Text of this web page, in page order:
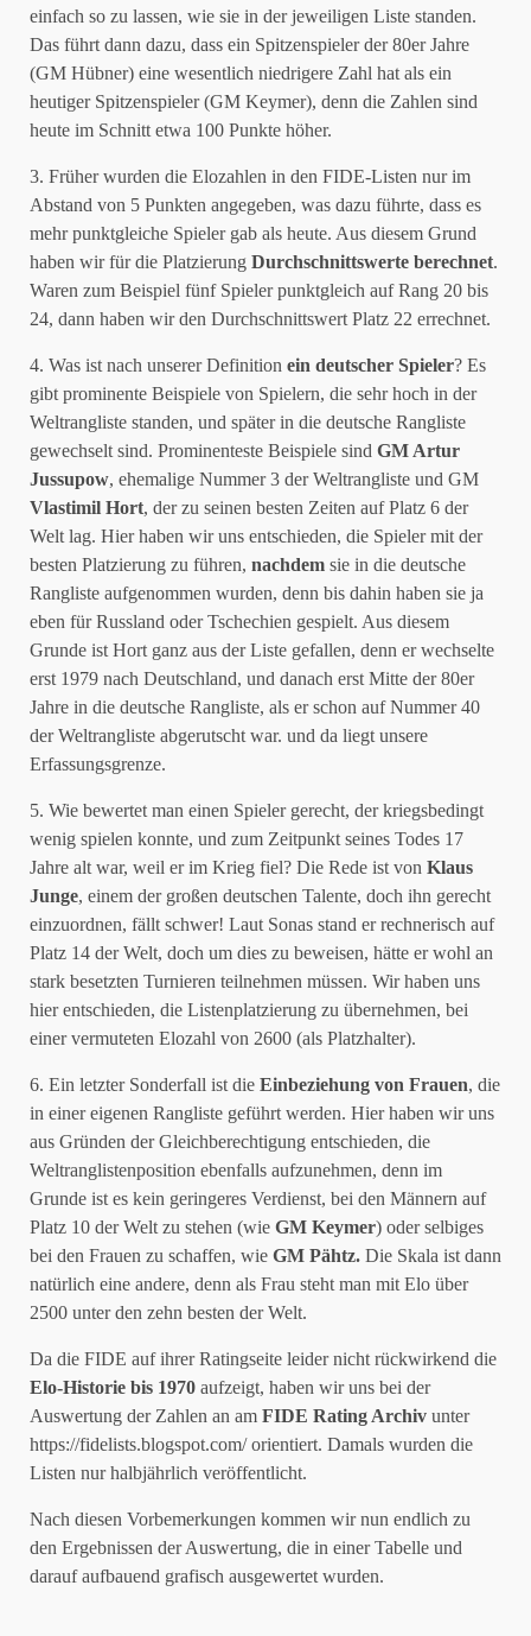
einfach so zu lassen, wie sie in der jeweiligen Liste standen.
Das führt dann dazu, dass ein Spitzenspieler der 80er Jahre
(GM Hübner) eine wesentlich niedrigere Zahl hat als ein
heutiger Spitzenspieler (GM Keymer), denn die Zahlen sind
heute im Schnitt etwa 100 Punkte höher.
3. Früher wurden die Elozahlen in den FIDE-Listen nur im
Abstand von 5 Punkten angegeben, was dazu führte, dass es
mehr punktgleiche Spieler gab als heute. Aus diesem Grund
haben wir für die Platzierung Durchschnittswerte berechnet.
Waren zum Beispiel fünf Spieler punktgleich auf Rang 20 bis
24, dann haben wir den Durchschnittswert Platz 22 errechnet.
4. Was ist nach unserer Definition ein deutscher Spieler? Es
gibt prominente Beispiele von Spielern, die sehr hoch in der
Weltrangliste standen, und später in die deutsche Rangliste
gewechselt sind. Prominenteste Beispiele sind GM Artur
Jussupow, ehemalige Nummer 3 der Weltrangliste und GM
Vlastimil Hort, der zu seinen besten Zeiten auf Platz 6 der
Welt lag. Hier haben wir uns entschieden, die Spieler mit der
besten Platzierung zu führen, nachdem sie in die deutsche
Rangliste aufgenommen wurden, denn bis dahin haben sie ja
eben für Russland oder Tschechien gespielt. Aus diesem
Grunde ist Hort ganz aus der Liste gefallen, denn er wechselte
erst 1979 nach Deutschland, und danach erst Mitte der 80er
Jahre in die deutsche Rangliste, als er schon auf Nummer 40
der Weltrangliste abgerutscht war. und da liegt unsere
Erfassungsgrenze.
5. Wie bewertet man einen Spieler gerecht, der kriegsbedingt
wenig spielen konnte, und zum Zeitpunkt seines Todes 17
Jahre alt war, weil er im Krieg fiel? Die Rede ist von Klaus
Junge, einem der großen deutschen Talente, doch ihn gerecht
einzuordnen, fällt schwer! Laut Sonas stand er rechnerisch auf
Platz 14 der Welt, doch um dies zu beweisen, hätte er wohl an
stark besetzten Turnieren teilnehmen müssen. Wir haben uns
hier entschieden, die Listenplatzierung zu übernehmen, bei
einer vermuteten Elozahl von 2600 (als Platzhalter).
6. Ein letzter Sonderfall ist die Einbeziehung von Frauen, die
in einer eigenen Rangliste geführt werden. Hier haben wir uns
aus Gründen der Gleichberechtigung entschieden, die
Weltranglistenposition ebenfalls aufzunehmen, denn im
Grunde ist es kein geringeres Verdienst, bei den Männern auf
Platz 10 der Welt zu stehen (wie GM Keymer) oder selbiges
bei den Frauen zu schaffen, wie GM Pähtz. Die Skala ist dann
natürlich eine andere, denn als Frau steht man mit Elo über
2500 unter den zehn besten der Welt.
Da die FIDE auf ihrer Ratingseite leider nicht rückwirkend die
Elo-Historie bis 1970 aufzeigt, haben wir uns bei der
Auswertung der Zahlen an am FIDE Rating Archiv unter
https://fidelists.blogspot.com/ orientiert. Damals wurden die
Listen nur halbjährlich veröffentlicht.
Nach diesen Vorbemerkungen kommen wir nun endlich zu
den Ergebnissen der Auswertung, die in einer Tabelle und
darauf aufbauend grafisch ausgewertet wurden.